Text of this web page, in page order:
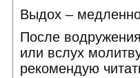
Выдох –
После
или вслух
рекомендую